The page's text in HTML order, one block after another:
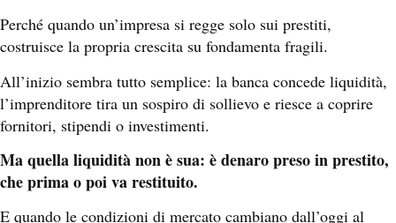
Perché quando un’impresa si regge solo sui prestiti,
costruisce la propria crescita su fondamenta fragili.
All’inizio sembra tutto semplice: la banca concede liquidità,
l’imprenditore tira un sospiro di sollievo e riesce a coprire
fornitori, stipendi o investimenti.
Ma quella liquidità non è sua: è denaro preso in prestito,
che prima o poi va restituito.
E quando le condizioni di mercato cambiano dall’oggi al